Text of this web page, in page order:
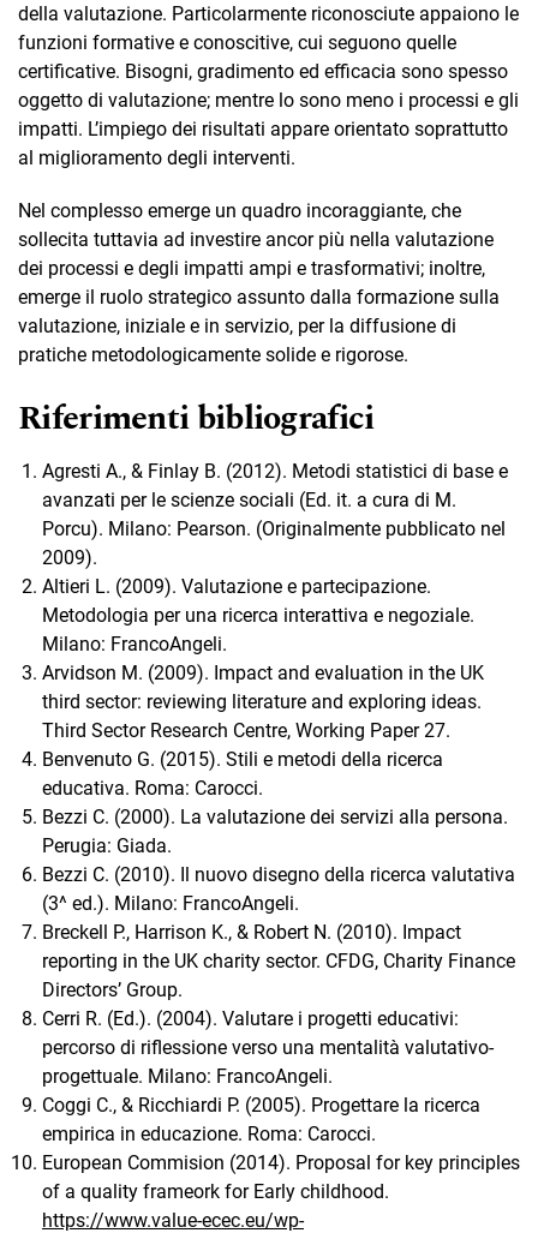
della valutazione. Particolarmente riconosciute appaiono le
funzioni formative e conoscitive, cui seguono quelle
certificative. Bisogni, gradimento ed efficacia sono spesso
oggetto di valutazione; mentre lo sono meno i processi e gli
impatti. L’impiego dei risultati appare orientato soprattutto
al miglioramento degli interventi.
Nel complesso emerge un quadro incoraggiante, che
sollecita tuttavia ad investire ancor più nella valutazione
dei processi e degli impatti ampi e trasformativi; inoltre,
emerge il ruolo strategico assunto dalla formazione sulla
valutazione, iniziale e in servizio, per la diffusione di
pratiche metodologicamente solide e rigorose.
Riferimenti bibliografici
Agresti A., & Finlay B. (2012). Metodi statistici di base e
avanzati per le scienze sociali (Ed. it. a cura di M.
Porcu). Milano: Pearson. (Originalmente pubblicato nel
2009).
Altieri L. (2009). Valutazione e partecipazione.
Metodologia per una ricerca interattiva e negoziale.
Milano: FrancoAngeli.
Arvidson M. (2009). Impact and evaluation in the UK
third sector: reviewing literature and exploring ideas.
Third Sector Research Centre, Working Paper 27.
Benvenuto G. (2015). Stili e metodi della ricerca
educativa. Roma: Carocci.
Bezzi C. (2000). La valutazione dei servizi alla persona.
Perugia: Giada.
Bezzi C. (2010). Il nuovo disegno della ricerca valutativa
(3^ ed.). Milano: FrancoAngeli.
Breckell P., Harrison K., & Robert N. (2010). Impact
reporting in the UK charity sector. CFDG, Charity Finance
Directors’ Group.
Cerri R. (Ed.). (2004). Valutare i progetti educativi:
percorso di riflessione verso una mentalità valutativo-
progettuale. Milano: FrancoAngeli.
Coggi C., & Ricchiardi P. (2005). Progettare la ricerca
empirica in educazione. Roma: Carocci.
European Commision (2014). Proposal for key principles
of a quality frameork for Early childhood.
https://www.value-ecec.eu/wp-